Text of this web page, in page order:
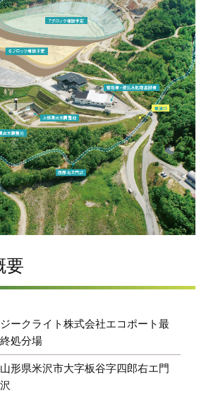
要
ジークライト株式会社エコポート最
終処分場
山形県米沢市大字板谷字四郎右エ門
沢